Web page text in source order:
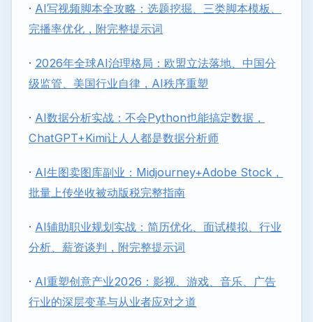
· AI写视频脚本全攻略：选题挖掘、三类脚本模板、
完播率优化，附完整提示词
· 2026年全球AI治理格局：欧盟立法落地、中国分
级监管、美国行业自律，AI秩序重塑
· AI数据分析实战：不会Python也能搞定数据，
ChatGPT+Kimi让人人都是数据分析师
· AI生图卖图库副业：Midjourney+Adobe Stock，
批量上传坐收被动版税完整指南
· AI辅助职业规划实战：简历优化、面试模拟、行业
分析、薪资谈判，附完整提示词
· AI重塑创意产业2026：影视、游戏、音乐、广告
行业的深层变革与从业者应对之道